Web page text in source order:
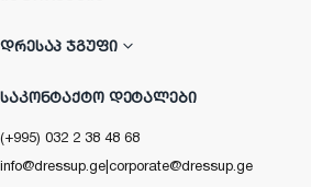
ᲓᲠᲔᲡᲐᲞ ᲯᲒᲣᲤᲘ
ᲡᲐᲙᲝᲜᲢᲐᲥᲢᲝ ᲓᲔᲢᲐᲚᲔᲑᲘ
(+995) 032 2 38 48 68
info@dressup.ge|corporate@dressup.ge